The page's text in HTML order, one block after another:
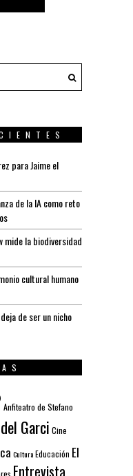
para Jaime el
de la IA como reto
mide la biodiversidad
cultural humano
de ser un nicho
Anfiteatro de Stefano
Garci Cine
CulturaEducación El
Entrevista